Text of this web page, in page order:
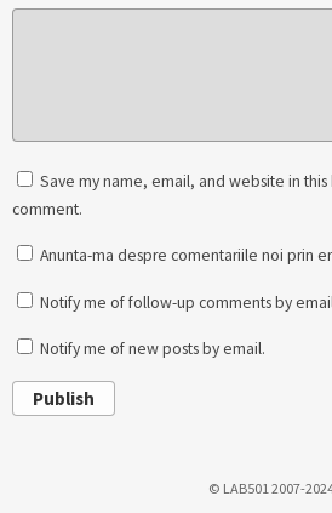
Save my name, email, and website in
comment.
Anunta-ma despre comentariile noi prin
Notify me of follow-up comments by
Notify me of new posts by email.
Publish
© LAB501 2007-